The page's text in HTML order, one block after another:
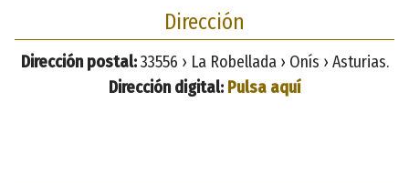
Dirección
Dirección postal:33556 › La Robellada › Onís › Asturias.
Dirección digital: Pulsa aquí